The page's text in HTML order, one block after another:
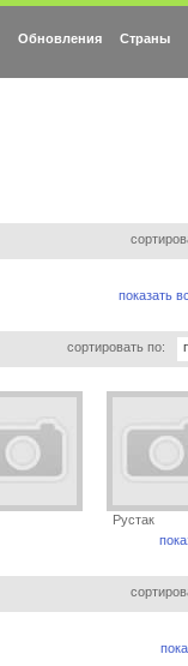
Обновления Страны
показать
сортировать по:
Рустак